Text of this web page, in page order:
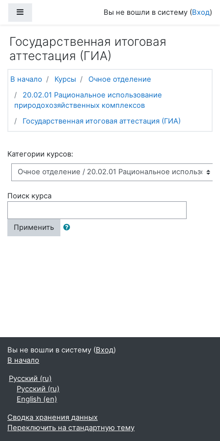
Вы не вошли в систему (Вход)
Государственная итоговая
аттестация (ГИА)
В начало Курсы
Очное отделение
20.02.01 Рациональное использование
природохозяйственных комплексов
Государственная итоговая аттестация (ГИА)
Категории курсов:
Поиск курса
Применить
Вы не вошли в систему (Вход)
В начало
Русский ‎(ru)‎
Русский ‎(ru)‎
English ‎(en)‎
Сводка хранения данных
Переключить на стандартную тему